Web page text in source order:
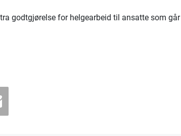
godtgjørelse for helgearbeid til ansatte som går